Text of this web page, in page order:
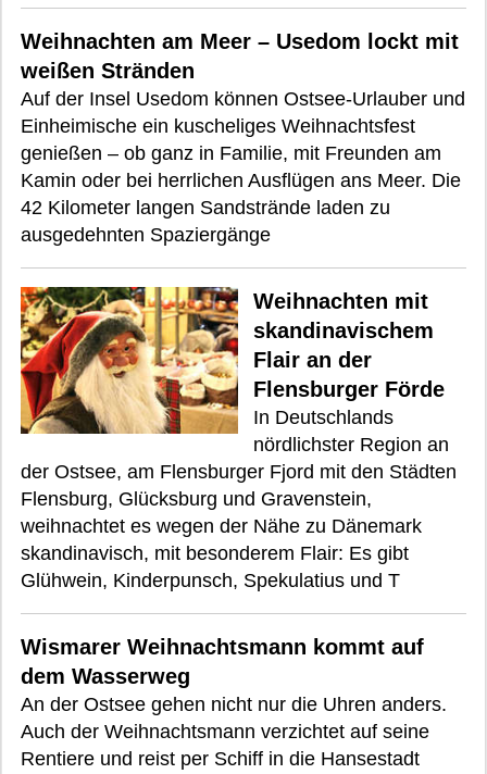
Weihnachten am Meer – Usedom lockt mit
weißen Stränden
Auf der Insel Usedom können Ostsee-Urlauber und
Einheimische ein kuscheliges Weihnachtsfest
genießen – ob ganz in Familie, mit Freunden am
Kamin oder bei herrlichen Ausflügen ans Meer. Die
42 Kilometer langen Sandstrände laden zu
ausgedehnten Spaziergänge
Weihnachten mit
skandinavischem
Flair an der
Flensburger Förde
In Deutschlands
nördlichster Region an
der Ostsee, am Flensburger Fjord mit den Städten
Flensburg, Glücksburg und Gravenstein,
weihnachtet es wegen der Nähe zu Dänemark
skandinavisch, mit besonderem Flair: Es gibt
Glühwein, Kinderpunsch, Spekulatius und T
Wismarer Weihnachtsmann kommt auf
dem Wasserweg
An der Ostsee gehen nicht nur die Uhren anders.
Auch der Weihnachtsmann verzichtet auf seine
Rentiere und reist per Schiff in die Hansestadt